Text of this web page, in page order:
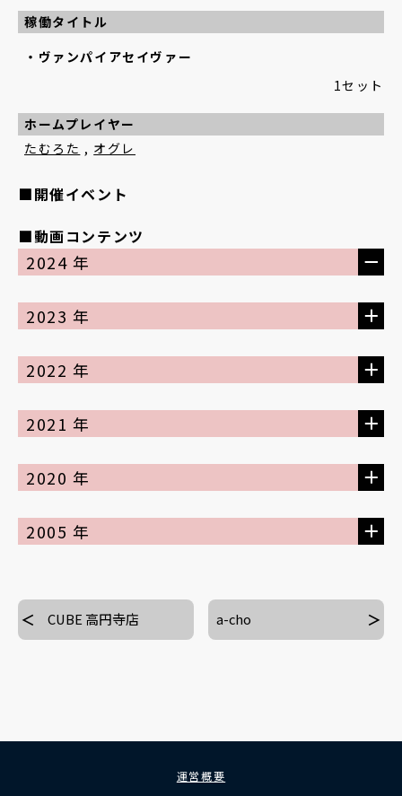
稼働タイトル
ヴァンパイアセイヴァー
1セット
ホームプレイヤー
たむろた , オグレ
■開催イベント
■動画コンテンツ
2024 年
2023 年
2022 年
2021 年
2020 年
2005 年
CUBE 高円寺店 a-cho
運営概要